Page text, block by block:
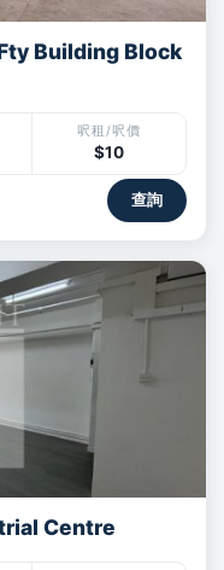
Building Block
呎租/呎價
$10
查詢
Centre